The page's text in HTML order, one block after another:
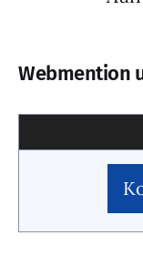
Webmention